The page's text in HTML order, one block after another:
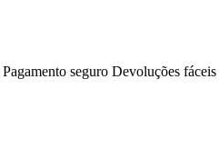
Pagamento seguro Devoluções fáceis